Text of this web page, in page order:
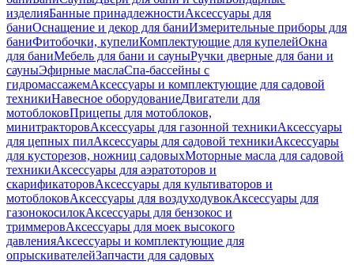
изделияБанные принадлежностиАксессуары для
баниОснащение и декор для баниИзмерительные приборы для
баниФитобочки, купелиКомплектующие для купелейОкна
для баниМебель для бани и сауныРучки дверные для бани и
сауныЭфирные маслаСпа-бассейны с
гидромассажемАксессуары и комплектующие для садовой
техникиНавесное оборудованиеДвигатели для
мотоблоковПрицепы для мотоблоков,
минитракторовАксессуары для газонной техникиАксессуары
для цепных пилАксессуары для садовой техникиАксессуары
для кусторезов, ножниц садовыхМоторные масла для садовой
техникиАксессуары для аэратоторов и
скарификаторовАксессуары для культиваторов и
мотоблоковАксессуары для воздуходувокАксессуары для
газонокосилокАксессуары для бензокос и
триммеровАксессуары для моек высокого
давленияАксессуары и комплектующие для
опрыскивателейЗапчасти для садовых